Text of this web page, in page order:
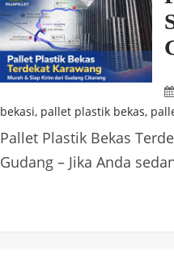
bekasi, pallet plastik bekas,
Pallet Plastik Bekas
Gudang – Jika Anda